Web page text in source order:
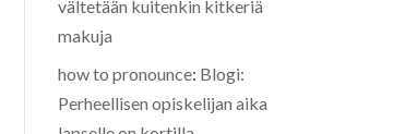
vältetään kuitenkin kitkeriä
makuja
how to pronounce: Blogi:
Perheellisen opiskelijan aika